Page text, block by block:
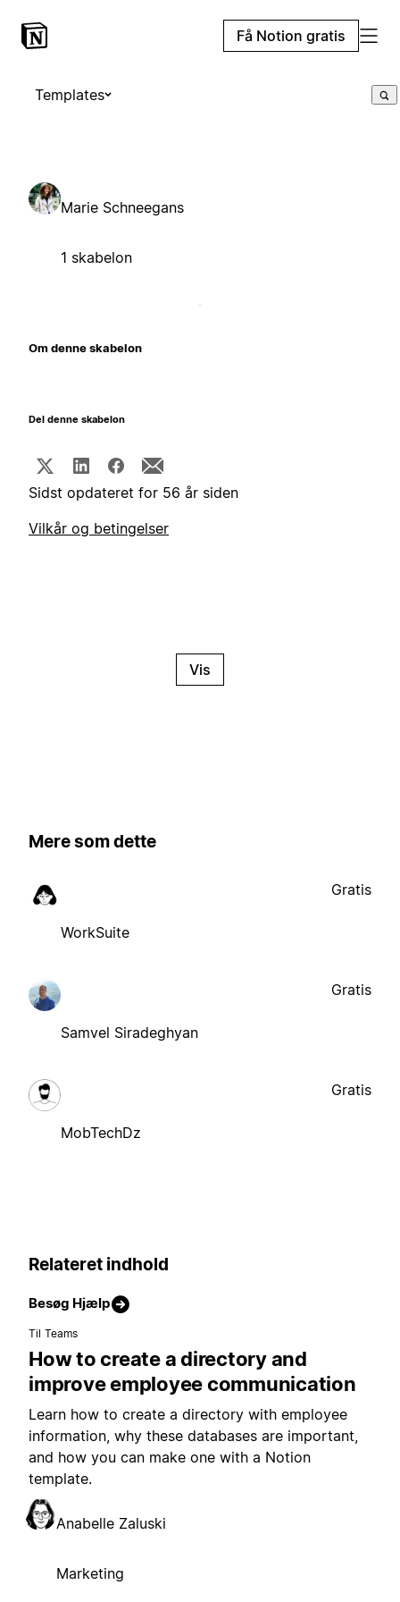
Få Notion gratis
Templates
Marie Schneegans
1 skabelon
Om denne skabelon
Del denne skabelon
Sidst opdateret for 56 år siden
Vilkår og betingelser
Vis
Mere som dette
WorkSuite
Gratis
Samvel Siradeghyan
Gratis
MobTechDz
Gratis
Relateret indhold
Besøg Hjælp
Til Teams
How to create a directory and
improve employee communication
Learn how to create a directory with employee
information, why these databases are important,
and how you can make one with a Notion
template.
Anabelle Zaluski
Marketing